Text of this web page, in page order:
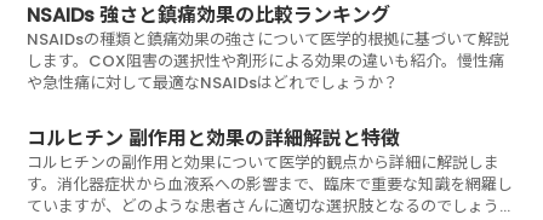
NSAIDs 強さと鎮痛効果の比較ランキング
NSAIDsの種類と鎮痛効果の強さについて医学的根拠に基づいて解説
します。COX阻害の選択性や剤形による効果の違いも紹介。慢性痛
や急性痛に対して最適なNSAIDsはどれでしょうか？
コルヒチン 副作用と効果の詳細解説と特徴
コルヒチンの副作用と効果について医学的観点から詳細に解説しま
す。消化器症状から血液系への影響まで、臨床で重要な知識を網羅し
ていますが、どのような患者さんに適切な選択肢となるのでしょう